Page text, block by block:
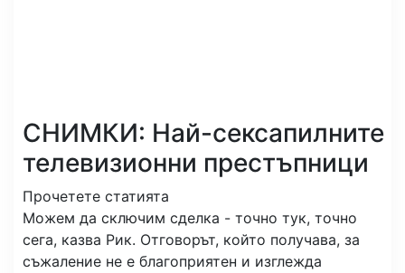
СНИМКИ: Най-сексапилните
телевизионни престъпници
Прочетете статията
Можем да сключим сделка - точно тук, точно
сега, казва Рик. Отговорът, който получава, за
съжаление не е благоприятен и изглежда